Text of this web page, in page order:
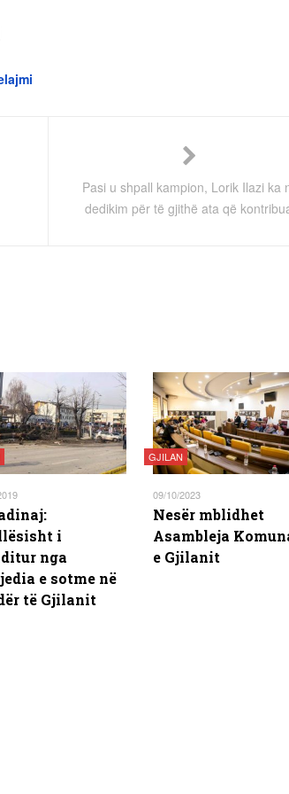
Pasi u shpall kampion, Lorik Ilazi ka
dedikim për të gjithë ata që
i
nga
e sotme në
të Gjilanit
GJILAN
09/10/2023
Nesër mblidhet
Asambleja
e Gjilanit